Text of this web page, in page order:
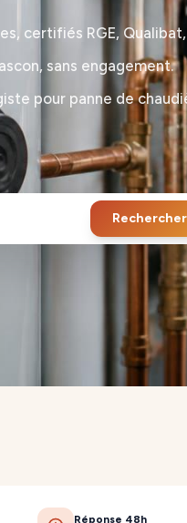
certifiés RGE,
sans engagement.
pour panne de
Rechercher
Réponse 48h